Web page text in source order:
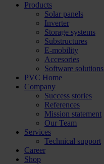
Products
Solar panels
Inverter
Storage systems
Substructures
E-mobility
Accesories
Software solutions
PVC Home
Company
Success stories
References
Mission statement
Our Team
Services
Technical support
Career
Shop